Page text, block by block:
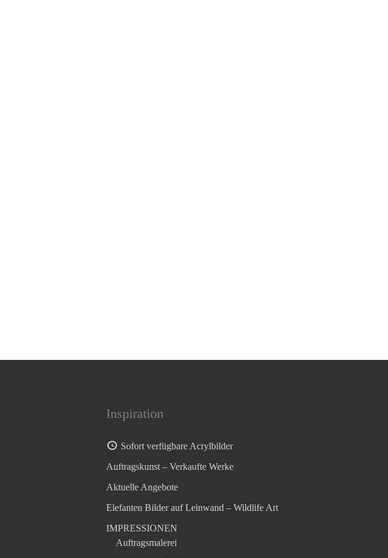
Inspiration
Sofort verfügbare Acrylbilder
Auftragskunst – Verkaufte Werke
Aktuelle Angebote
Elefanten Bilder auf Leinwand – Wildlife Art
IMPRESSIONEN
Auftragsmalerei